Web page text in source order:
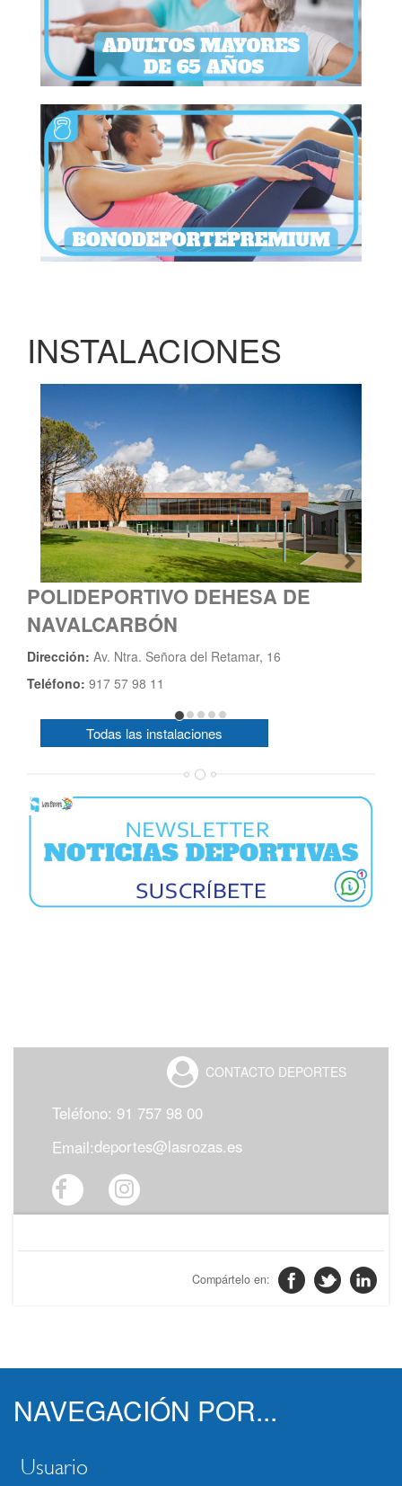
INSTALACIONES
CENTRO POLIDEPORTIVO DE
ENTREMONTES
Dirección: C/ Aristóteles, s/n
Teléfono: 91 757 98 40
Todas las instalaciones
Previous Next
CONTACTO DEPORTES
Teléfono: 91 757 98 00
Email:deportes@lasrozas.es
NAVEGACIÓN POR...
Usuario